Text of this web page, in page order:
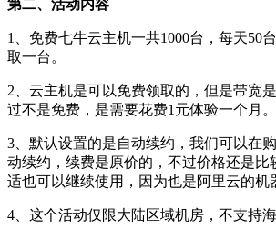
第二、活动内容
1、免费七牛云主机一共1000台，每天50
取一台。
2、云主机是可以免费领取的，但是带宽
过不是免费，是需要花费1元体验一个月。
3、默认设置的是自动续约，我们可以在
动续约，续费是原价的，不过价格还是比
适也可以继续使用，因为也是阿里云的机
4、这个活动仅限大陆区域机房，不支持